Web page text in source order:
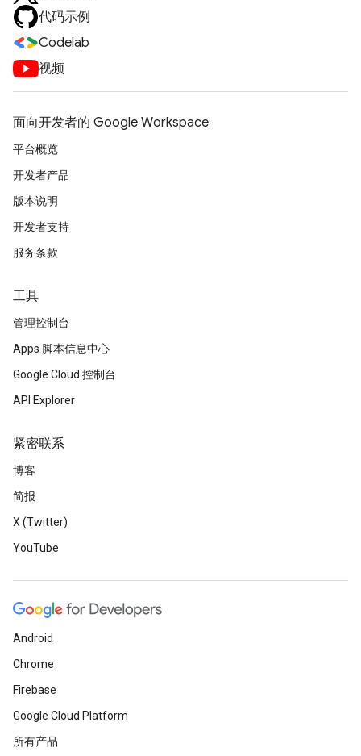
代码示例
Codelab
视频
面向开发者的 Google Workspace
平台概览
开发者产品
版本说明
开发者支持
服务条款
工具
管理控制台
Apps 脚本信息中心
Google Cloud 控制台
API Explorer
紧密联系
博客
简报
X (Twitter)
YouTube
Android
Chrome
Firebase
Google Cloud Platform
所有产品